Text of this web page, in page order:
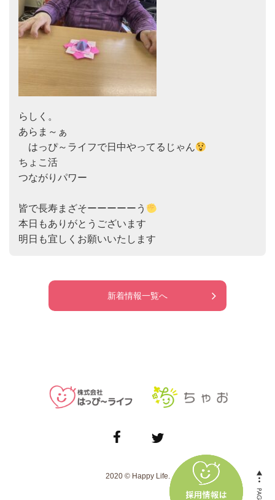
らしく。
あらま～ぁ
はっぴ～ライフで日中やってるじゃん
ちょこ活
つながりパワー
皆で長寿まざそーーーーーう
本日もありがとうございます
新着情報一覧へ
2020 © Happy Life.